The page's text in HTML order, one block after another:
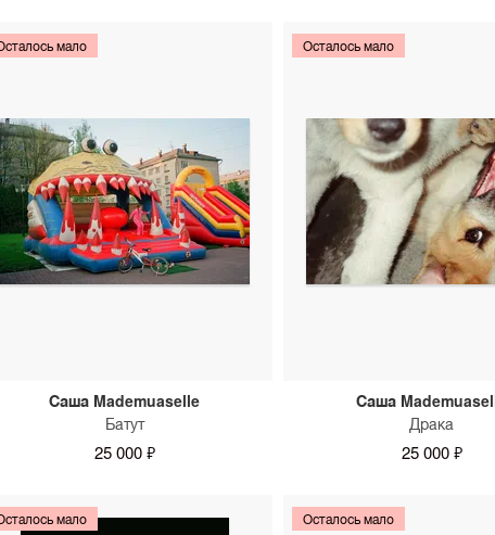
мало
Саша Mademuaselle
Батут
25 000 ₽
Осталось мало
Саша
Драка
25 000 ₽
мало Осталось мало